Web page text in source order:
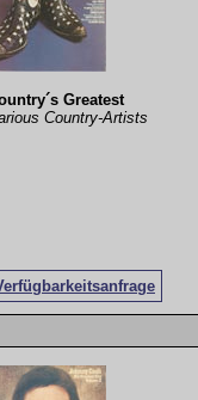
Greatest
Country-Artists